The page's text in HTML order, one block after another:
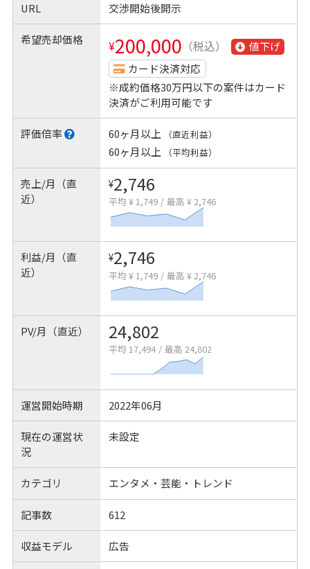
URL 交渉開始後開示
希望売却価格 ¥200,000 （税込）
値下げ
カード決済対応
※成約価格30万円以下の案件はカード
決済がご利用可能です
評価倍率 60ヶ月以上 （直近利益）
60ヶ月以上 （平均利益）
売上/月（直
近）
¥2,746
平均 ¥ 1,749 / 最高 ¥ 2,746
利益/月（直
近）
¥2,746
平均 ¥ 1,749 / 最高 ¥ 2,746
PV/月（直近） 24,802
平均 17,494 / 最高 24,802
運営開始時期 2022年06月
現在の運営状
況
未設定
カテゴリ エンタメ・芸能・トレンド
記事数 612
収益モデル 広告